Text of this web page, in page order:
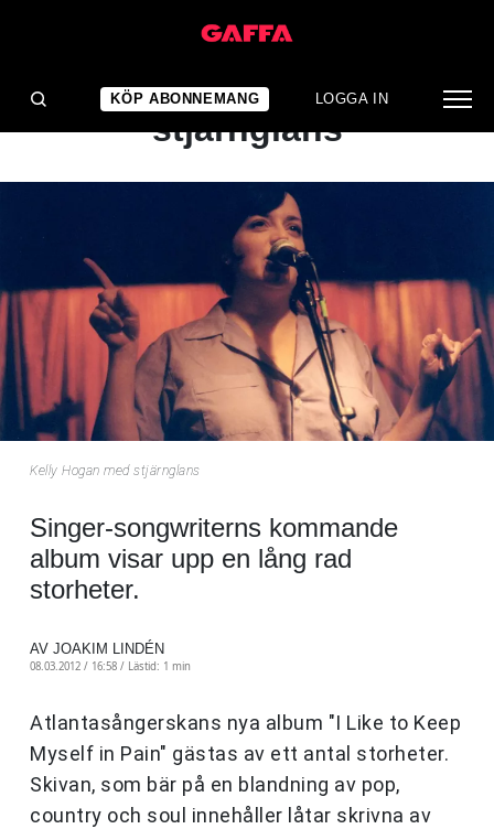
KÖP ABONNEMANG LOGGA IN
NYHET
Kelly Hogan med
stjärnglans
Kelly Hogan med stjärnglans
Singer-songwriterns kommande
album visar upp en lång rad
storheter.
AV JOAKIM LINDÉN
08.03.2012 / 16:58 / Lästid: 1 min
Atlantasångerskans nya album "I Like to Keep
Myself in Pain" gästas av ett antal storheter.
Skivan, som bär på en blandning av pop,
country och soul innehåller låtar skrivna av